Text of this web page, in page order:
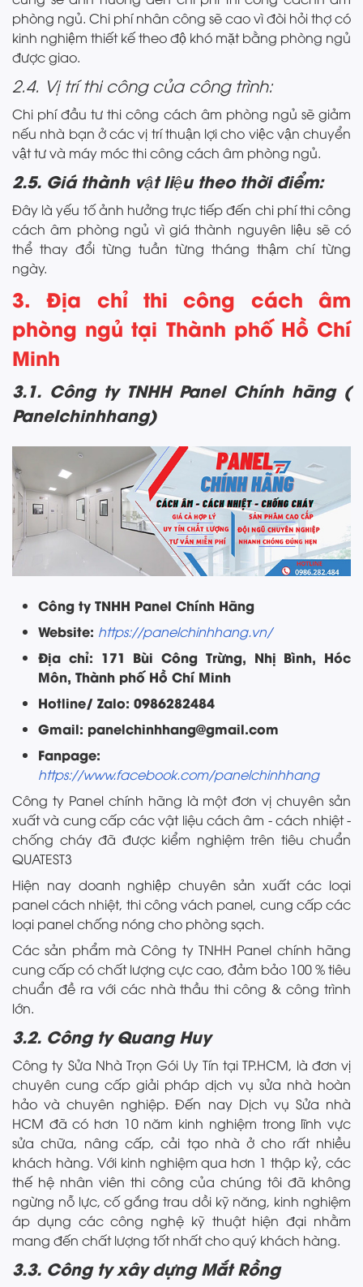
phòng ngủ. Chi phí nhân công sẽ cao vì đòi hỏi thợ có
kinh nghiệm thiết kế theo độ khó mặt bằng phòng ngủ
được giao.
2.4. Vị trí thi công của công trình:
Chi phí đầu tư thi công cách âm phòng ngủ sẽ giảm
nếu nhà bạn ở các vị trí thuận lợi cho việc vận chuyển
vật tư và máy móc thi công cách âm phòng ngủ.
2.5. Giá thành vật liệu theo thời điểm:
Đây là yếu tố ảnh hưởng trực tiếp đến chi phí thi công
cách âm phòng ngủ vì giá thành nguyên liệu sẽ có
thể thay đổi từng tuần từng tháng thậm chí từng
ngày.
3. Địa chỉ thi công cách âm
phòng ngủ tại Thành phố Hồ Chí
Minh
3.1. Công ty TNHH Panel Chính hãng (
Panelchinhhang)
Công ty TNHH Panel Chính Hãng
Website: https://panelchinhhang.vn/
Địa chỉ: 171 Bùi Công Trừng, Nhị Bình, Hóc
Môn, Thành phố Hồ Chí Minh
Hotline/ Zalo: 0986282484
Gmail: panelchinhhang@gmail.com
Fanpage:
https://www.facebook.com/panelchinhhang
Công ty Panel chính hãng là một đơn vị chuyên sản
xuất và cung cấp các vật liệu cách âm - cách nhiệt -
chống cháy đã được kiểm nghiệm trên tiêu chuẩn
QUATEST3
Hiện nay doanh nghiệp chuyên sản xuất các loại
panel cách nhiệt, thi công vách panel, cung cấp các
loại panel chống nóng cho phòng sạch.
Các sản phẩm mà Công ty TNHH Panel chính hãng
cung cấp có chất lượng cực cao, đảm bảo 100 % tiêu
chuẩn đề ra với các nhà thầu thi công & công trình
lớn.
3.2. Công ty Quang Huy
Công ty Sửa Nhà Trọn Gói Uy Tín tại TP.HCM, là đơn vị
chuyên cung cấp giải pháp dịch vụ sửa nhà hoàn
hảo và chuyên nghiệp. Đến nay Dịch vụ Sửa nhà
HCM đã có hơn 10 năm kinh nghiệm trong lĩnh vực
sửa chữa, nâng cấp, cải tạo nhà ở cho rất nhiều
khách hàng. Với kinh nghiệm qua hơn 1 thập kỷ, các
thế hệ nhân viên thi công của chúng tôi đã không
ngừng nỗ lực, cố gắng trau dồi kỹ năng, kinh nghiệm
áp dụng các công nghệ kỹ thuật hiện đại nhằm
mang đến chất lượng tốt nhất cho quý khách hàng.
3.3. Công ty xây dựng Mắt Rồng